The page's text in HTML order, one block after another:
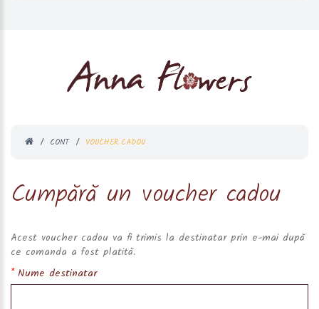
CONT VOUCHER CADOU
Cumpără un voucher cadou
Acest voucher cadou va fi trimis la destinatar prin e-mai după
ce comanda a fost platită.
Nume destinatar